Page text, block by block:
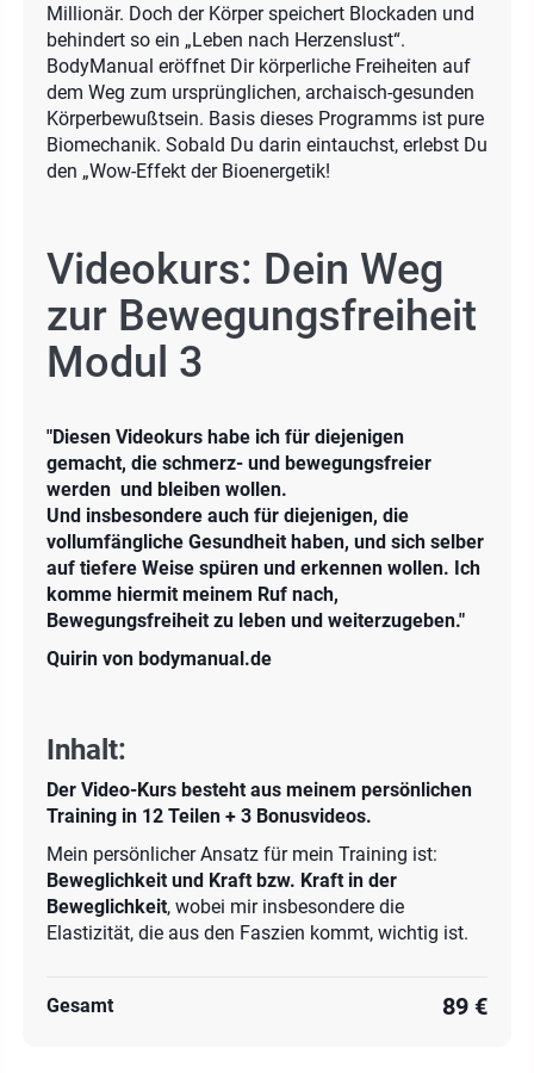
Millionär. Doch der Körper speichert Blockaden und
behindert so ein „Leben nach Herzenslust“.
BodyManual eröffnet Dir körperliche Freiheiten auf
dem Weg zum ursprünglichen, archaisch-gesunden
Körperbewußtsein. Basis dieses Programms ist pure
Biomechanik. Sobald Du darin eintauchst, erlebst Du
den „Wow-Effekt der Bioenergetik!
Videokurs: Dein Weg
zur Bewegungsfreiheit
Modul 3
"Diesen Videokurs habe ich für diejenigen
gemacht, die schmerz- und bewegungsfreier
werden und bleiben wollen.
Und insbesondere auch für diejenigen, die
vollumfängliche Gesundheit haben, und sich selber
auf tiefere Weise spüren und erkennen wollen. Ich
komme hiermit meinem Ruf nach,
Bewegungsfreiheit zu leben und weiterzugeben."
Quirin von bodymanual.de
Inhalt:
Der Video-Kurs besteht aus meinem persönlichen
Training in 12 Teilen + 3 Bonusvideos.
Mein persönlicher Ansatz für mein Training ist:
Beweglichkeit und Kraft bzw. Kraft in der
Beweglichkeit, wobei mir insbesondere die
Elastizität, die aus den Faszien kommt, wichtig ist.
Gesamt 89 €